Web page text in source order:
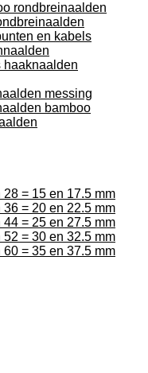
rondbreinaalden
en kabels
haaknaalden
messing
bamboo
= 15 en 17.5 mm
= 20 en 22.5 mm
= 25 en 27.5 mm
= 30 en 32.5 mm
= 35 en 37.5 mm